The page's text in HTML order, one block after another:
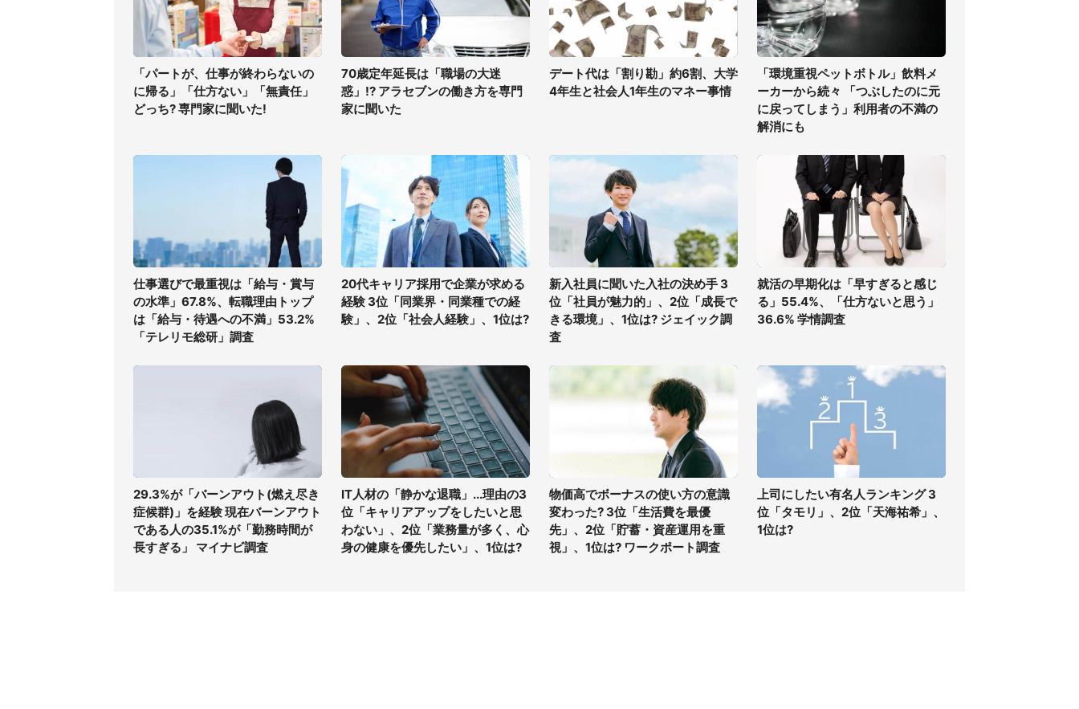
「パートが、仕事が終わらないの
に帰る」「仕方ない」「無責任」
どっち? 専門家に聞いた!
70歳定年延長は「職場の大迷
惑」!? アラセブンの働き方を専門
家に聞いた
デート代は「割り勘」約6割、大学
4年生と社会人1年生のマネー事情
「環境重視ペットボトル」飲料メ
ーカーから続々 「つぶしたのに元
に戻ってしまう」利用者の不満の
解消にも
仕事選びで最重視は「給与・賞与
の水準」67.8%、転職理由トップ
は「給与・待遇への不満」53.2%
「テレリモ総研」調査
20代キャリア採用で企業が求める
経験 3位「同業界・同業種での経
験」、2位「社会人経験」、1位は?
新入社員に聞いた入社の決め手 3
位「社員が魅力的」、2位「成長で
きる環境」、1位は? ジェイック調
査
就活の早期化は「早すぎると感じ
る」55.4%、「仕方ないと思う」
36.6% 学情調査
29.3%が「バーンアウト(燃え尽き
症候群)」を経験 現在バーンアウト
である人の35.1%が「勤務時間が
長すぎる」 マイナビ調査
IT人材の「静かな退職」...理由の3
位「キャリアアップをしたいと思
わない」、2位「業務量が多く、心
身の健康を優先したい」、1位は?
物価高でボーナスの使い方の意識
変わった? 3位「生活費を最優
先」、2位「貯蓄・資産運用を重
視」、1位は? ワークポート調査
上司にしたい有名人ランキング 3
位「タモリ」、2位「天海祐希」、
1位は?